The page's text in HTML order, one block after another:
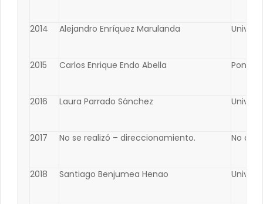
2014 Alejandro Enríquez Marulanda
2015 Carlos Enrique Endo Abella
2016 Laura Parrado Sánchez
2017 No se realizó – direccionamiento. No
2018 Santiago Benjumea Henao